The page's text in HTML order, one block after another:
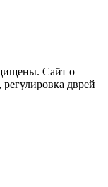
Сайт о
дврей